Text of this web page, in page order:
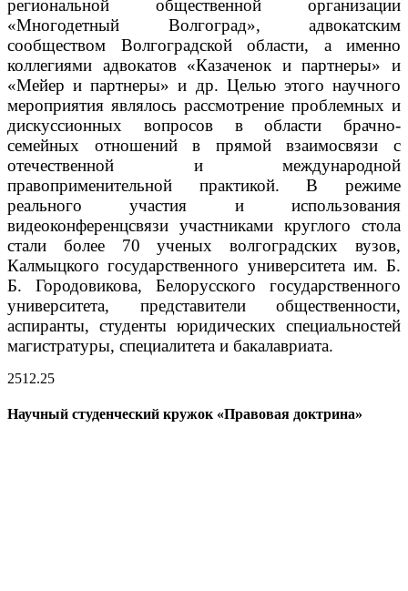
региональной общественной организации
«Многодетный Волгоград», адвокатским
сообществом Волгоградской области, а именно
коллегиями адвокатов «Казаченок и партнеры» и
«Мейер и партнеры» и др. Целью этого научного
мероприятия являлось рассмотрение проблемных и
дискуссионных вопросов в области брачно-
семейных отношений в прямой взаимосвязи с
отечественной и международной
правоприменительной практикой. В режиме
реального участия и использования
видеоконференцсвязи участниками круглого стола
стали более 70 ученых волгоградских вузов,
Калмыцкого государственного университета им. Б.
Б. Городовикова, Белорусского государственного
университета, представители общественности,
аспиранты, студенты юридических специальностей
магистратуры, специалитета и бакалавриата.
2512.25
Научный студенческий кружок «Правовая доктрина»